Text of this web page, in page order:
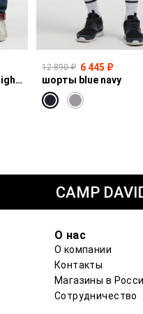
джинсы NI:CO:R611 light vintage print jogg
12 890 ₽ 6 445 ₽
шорты blue navy
CAMP
О нас
О компании
Контакты
Магазины в
Сотрудничество